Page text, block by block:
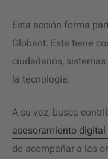
Esta acción forma
Globant. Esta tiene
ciudadanos,
la tecnología.
A su vez, busca
asesoramiento
de acompañar a las